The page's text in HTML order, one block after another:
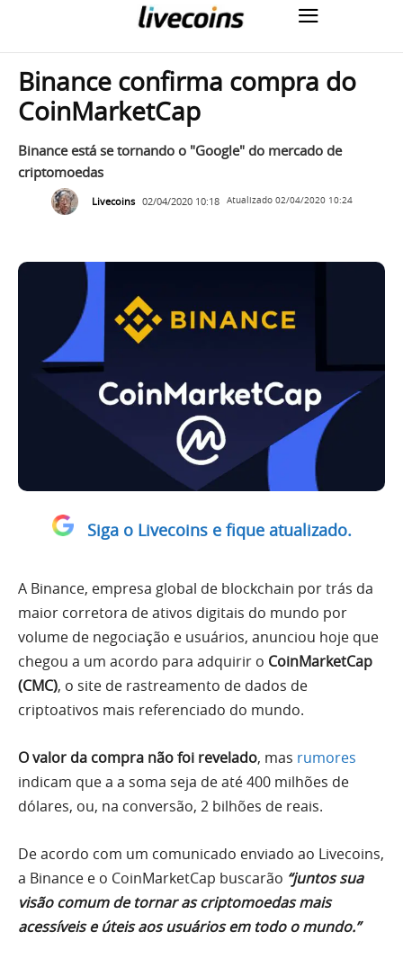
Binance confirma compra do
CoinMarketCap
Binance está se tornando o "Google" do mercado de
criptomoedas
Livecoins 02/04/2020 10:18 Atualizado 02/04/2020 10:24
Siga o Livecoins e fique atualizado.
A Binance, empresa global de blockchain por trás da
maior corretora de ativos digitais do mundo por
volume de negociação e usuários, anunciou hoje que
chegou a um acordo para adquirir o CoinMarketCap
(CMC), o site de rastreamento de dados de
criptoativos mais referenciado do mundo.
O valor da compra não foi revelado, mas rumores
indicam que a a soma seja de até 400 milhões de
dólares, ou, na conversão, 2 bilhões de reais.
De acordo com um comunicado enviado ao Livecoins,
a Binance e o CoinMarketCap buscarão “juntos sua
visão comum de tornar as criptomoedas mais
acessíveis e úteis aos usuários em todo o mundo.”